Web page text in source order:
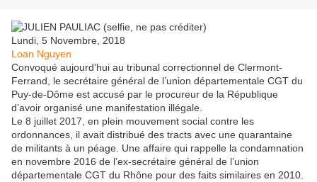
Lundi, 5 Novembre, 2018
Loan Nguyen
Convoqué aujourd’hui au tribunal correctionnel de Clermont-
Ferrand, le secrétaire général de l’union départementale CGT du
Puy-de-Dôme est accusé par le procureur de la République
d’avoir organisé une manifestation illégale.
Le 8 juillet 2017, en plein mouvement social contre les
ordonnances, il avait distribué des tracts avec une quarantaine
de militants à un péage. Une affaire qui rappelle la condamnation
en novembre 2016 de l’ex-secrétaire général de l’union
départementale CGT du Rhône pour des faits similaires en 2010.